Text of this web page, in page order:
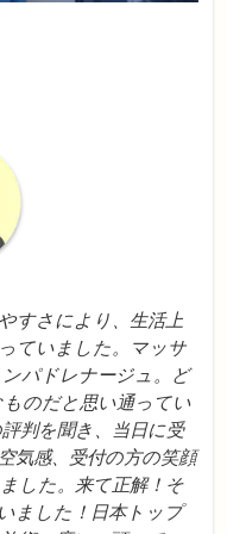
すさにより、生活上
ていました。マッサ
パドレナージュ。ど
のだと思い通ってい
判を聞き、当日に受
気感、受付の方の笑顔
した。来て正解！そ
ました！日本トップ